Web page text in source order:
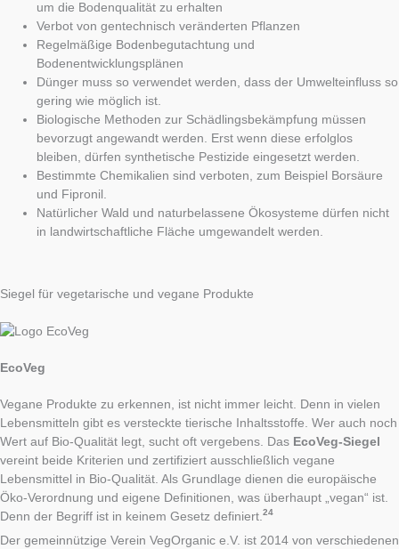
um die Bodenqualität zu erhalten
Verbot von gentechnisch veränderten Pflanzen
Regelmäßige Bodenbegutachtung und
Bodenentwicklungsplänen
Dünger muss so verwendet werden, dass der Umwelteinfluss so
gering wie möglich ist.
Biologische Methoden zur Schädlingsbekämpfung müssen
bevorzugt angewandt werden. Erst wenn diese erfolglos
bleiben, dürfen synthetische Pestizide eingesetzt werden.
Bestimmte Chemikalien sind verboten, zum Beispiel Borsäure
und Fipronil.
Natürlicher Wald und naturbelassene Ökosysteme dürfen nicht
in landwirtschaftliche Fläche umgewandelt werden.
Siegel für vegetarische und vegane Produkte
EcoVeg
Vegane Produkte zu erkennen, ist nicht immer leicht. Denn in vielen
Lebensmitteln gibt es versteckte tierische Inhaltsstoffe. Wer auch noch
Wert auf Bio-Qualität legt, sucht oft vergebens. Das EcoVeg-Siegel
vereint beide Kriterien und zertifiziert ausschließlich vegane
Lebensmittel in Bio-Qualität. Als Grundlage dienen die europäische
Öko-Verordnung und eigene Definitionen, was überhaupt „vegan“ ist.
Denn der Begriff ist in keinem Gesetz definiert. 24
Der gemeinnützige Verein VegOrganic e.V. ist 2014 von verschiedenen